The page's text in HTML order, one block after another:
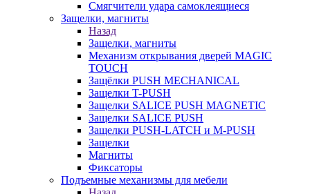
Cмягчители удара самоклеящиеся
Защелки, магниты
Назад
Защелки, магниты
Механизм открывания дверей MAGIC
TOUCH
Защёлки PUSH MECHANICAL
Защелки T-PUSH
Защелки SALICE PUSH MAGNETIC
Защелки SALICE PUSH
Защелки PUSH-LATCH и M-PUSH
Защелки
Магниты
Фиксаторы
Подъемные механизмы для мебели